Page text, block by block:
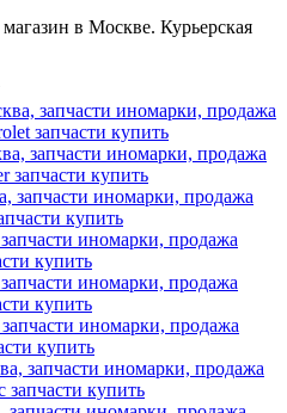
в Москве. Курьерская